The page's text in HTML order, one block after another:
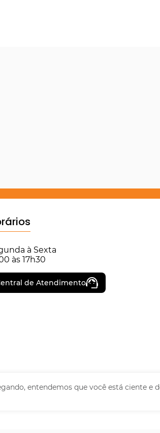
entendemos que você está ciente e
à Sexta
às 17h30
de Atendimento